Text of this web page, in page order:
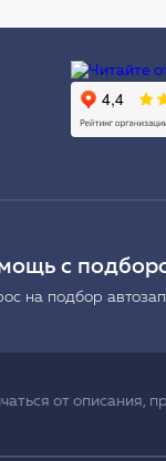
с
на подбор
от описания,